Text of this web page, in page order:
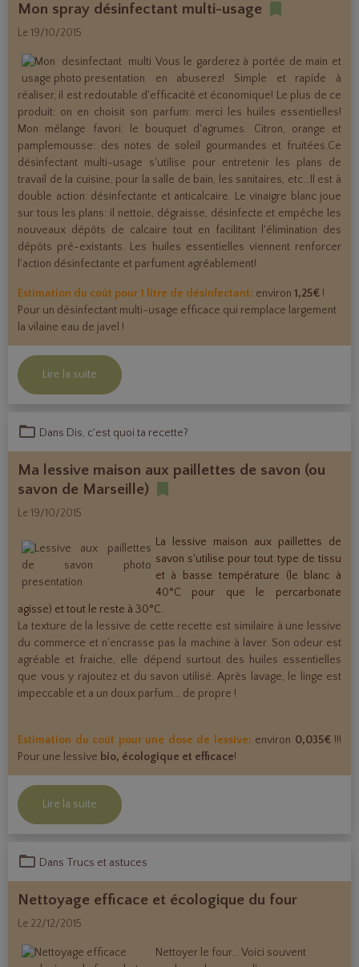
Mon spray désinfectant multi-usage
Le 19/10/2015
Vous le garderez à portée de main et
en abuserez! Simple et rapide à
réaliser, il est redoutable d'efficacité et économique! Le plus de ce
produit: on en choisit son parfum: merci les huiles essentielles!
Mon mélange favori: le bouquet d'agrumes. Citron, orange et
pamplemousse: des notes de soleil gourmandes et fruitées.Ce
désinfectant multi-usage s'utilise pour entretenir les plans de
travail de la cuisine, pour la salle de bain, les sanitaires, etc... Il est à
double action: désinfectante et anticalcaire. Le vinaigre blanc joue
sur tous les plans: il nettoie, dégraisse, désinfecte et empêche les
nouveaux dépôts de calcaire tout en facilitant l'élimination des
dépôts pré-existants. Les huiles essentielles viennent renforcer
l'action désinfectante et parfument agréablement!
Estimation du coût pour 1 litre de désinfectant: environ 1,25€ !
Pour un désinfectant multi-usage efficace qui remplace largement
la vilaine eau de javel !
Lire la suite
Dans Dis, c'est quoi ta recette?
Ma lessive maison aux paillettes de savon (ou
savon de Marseille)
Le 19/10/2015
La lessive maison aux paillettes de
savon s'utilise pour tout type de tissu
et à basse température (le blanc à
40°C pour que le percarbonate
agisse) et tout le reste à 30°C.
La texture de la lessive de cette recette est similaire à une lessive
du commerce et n'encrasse pas la machine à laver. Son odeur est
agréable et fraiche, elle dépend surtout des huiles essentielles
que vous y rajoutez et du savon utilisé. Après lavage, le linge est
impeccable et a un doux parfum... de propre !
Estimation du coût pour une dose de lessive: environ 0,035€!!!
Pour une lessive bio, écologique et efficace!
Lire la suite
Dans Trucs et astuces
Nettoyage efficace et écologique du four
Le 22/12/2015
Nettoyer le four... Voici souvent